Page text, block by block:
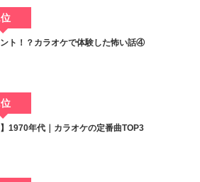
ト！？カラオケで体験した怖い話④
】1970年代｜カラオケの定番曲TOP3